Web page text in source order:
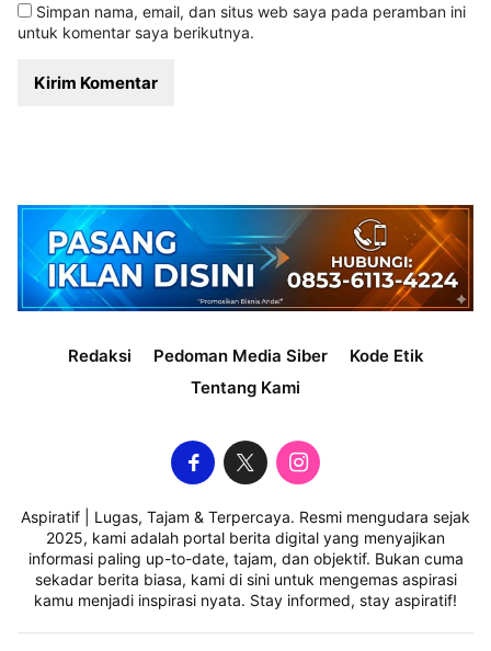
Simpan nama, email, dan situs web saya pada peramban ini
untuk komentar saya berikutnya.
Redaksi Pedoman Media Siber
Kode Etik
Tentang Kami
Aspiratif | Lugas, Tajam & Terpercaya. Resmi mengudara sejak
2025, kami adalah portal berita digital yang menyajikan
informasi paling up-to-date, tajam, dan objektif. Bukan cuma
sekadar berita biasa, kami di sini untuk mengemas aspirasi
kamu menjadi inspirasi nyata. Stay informed, stay aspiratif!